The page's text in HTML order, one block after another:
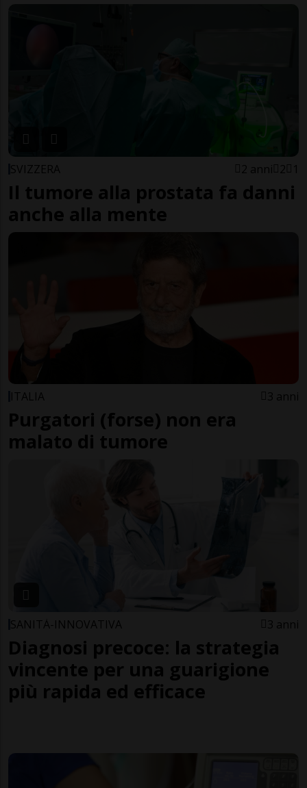
SVIZZERA 2 anni 2 1
Il tumore alla prostata fa danni
anche alla mente
ITALIA 3 anni
Purgatori (forse) non era
malato di tumore
SANITÀ-INNOVATIVA 3 anni
Diagnosi precoce: la strategia
vincente per una guarigione
più rapida ed efficace